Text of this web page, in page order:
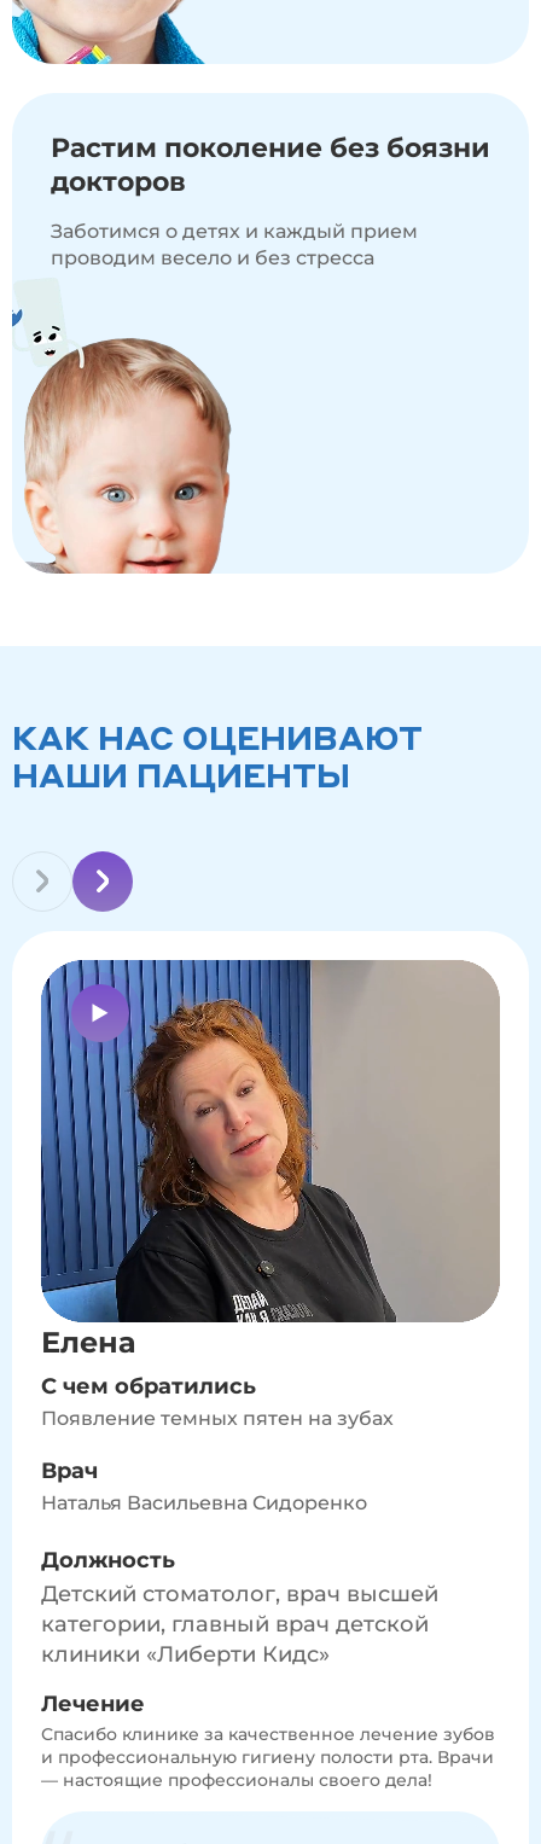
Растим поколение без боязни
докторов
Заботимся о детях и каждый прием
проводим весело и без стресса
КАК НАС ОЦЕНИВАЮТ
НАШИ ПАЦИЕНТЫ
Елена
С чем обратились
Появление темных пятен на зубах
Врач
Наталья Васильевна Сидоренко
Должность
Детский стоматолог, врач высшей
категории, главный врач детской
клиники «Либерти Кидс»
Лечение
Спасибо клинике за качественное лечение зубов
и профессиональную гигиену полости рта. Врачи
— настоящие профессионалы своего дела!